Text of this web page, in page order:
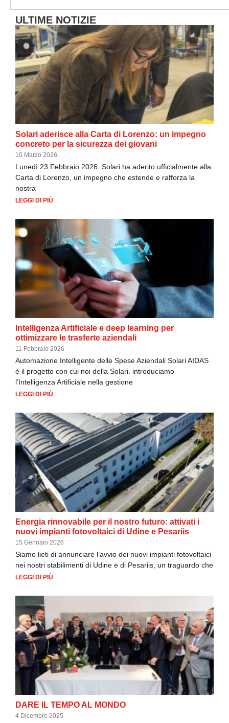
ULTIME NOTIZIE
Solari aderisce alla Carta di Lorenzo: un impegno
concreto per la sicurezza dei giovani
10 Marzo 2026
Lunedì 23 Febbraio 2026. Solari ha aderito ufficialmente alla
Carta di Lorenzo, un impegno che estende e rafforza la
nostra
LEGGI DI PIÙ
Intelligenza Artificiale e deep learning per
ottimizzare le trasferte aziendali
11 Febbraio 2026
Automazione Intelligente delle Spese Aziendali Solari AIDAS
è il progetto con cui noi della Solari. introduciamo
l’Intelligenza Artificiale nella gestione
LEGGI DI PIÙ
Energia rinnovabile per il nostro futuro: attivati i
nuovi impianti fotovoltaici di Udine e Pesariis
15 Gennaio 2026
Siamo lieti di annunciare l’avvio dei nuovi impianti fotovoltaici
nei nostri stabilimenti di Udine e di Pesariis, un traguardo che
LEGGI DI PIÙ
DARE IL TEMPO AL MONDO
4 Dicembre 2025